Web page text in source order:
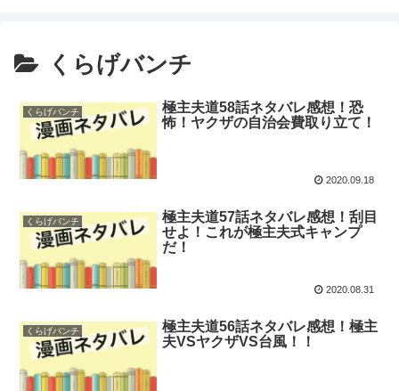
くらげバンチ
くらげバンチ
極主夫道58話ネタバレ感想！恐
怖！ヤクザの自治会費取り立て！
2020.09.18
くらげバンチ
極主夫道57話ネタバレ感想！刮目
せよ！これが極主夫式キャンプ
だ！
2020.08.31
くらげバンチ
極主夫道56話ネタバレ感想！極主
夫VSヤクザVS台風！！